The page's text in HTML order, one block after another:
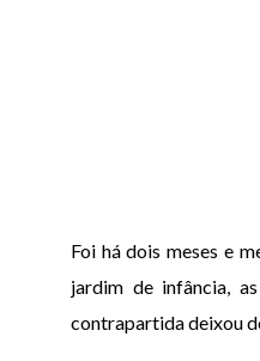
Foi há dois meses e
jardim de infância,
contrapartida deixou